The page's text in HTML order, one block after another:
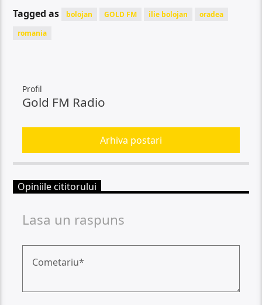
Tagged as bolojan GOLD FM ilie bolojan
oradea
romania
Profil
Gold FM Radio
Arhiva postari
Opiniile cititorului
Lasa un raspuns